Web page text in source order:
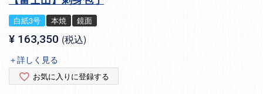
白紙3号 本焼 鏡面
¥ 163,350 税込
＋詳しく見る
お気に入りに登録する